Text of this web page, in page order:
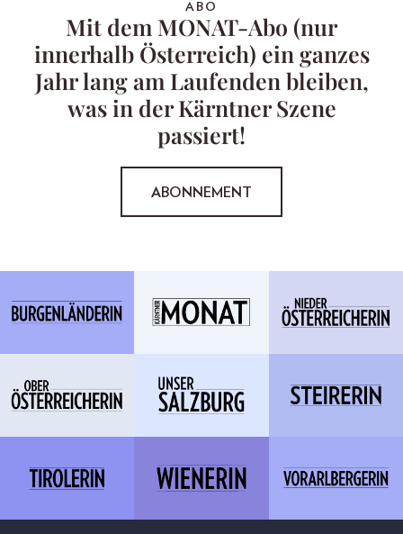
ABO
Mit dem MONAT-Abo (nur
innerhalb Österreich) ein ganzes
Jahr lang am Laufenden bleiben,
was in der Kärntner Szene
passiert!
ABONNEMENT